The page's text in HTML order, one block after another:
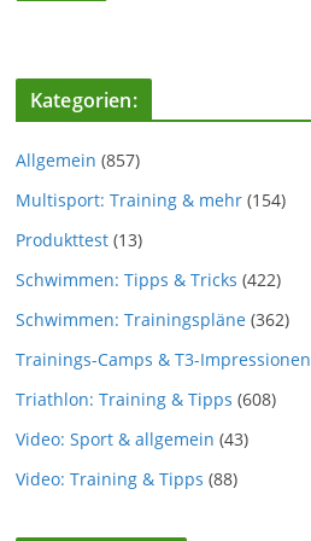
Kategorien:
Allgemein (857)
Multisport: Training & mehr (154)
Produkttest (13)
Schwimmen: Tipps & Tricks (422)
Schwimmen: Trainingspläne (362)
Trainings-Camps & T3-Impressionen
Triathlon: Training & Tipps (608)
Video: Sport & allgemein (43)
Video: Training & Tipps (88)